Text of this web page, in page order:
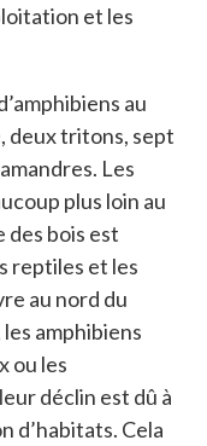
et les
au
deux tritons, sept
Les
plus loin au
des bois est
reptiles et les
au nord du
amphibiens
ou les
déclin est dû à
d’habitats. Cela